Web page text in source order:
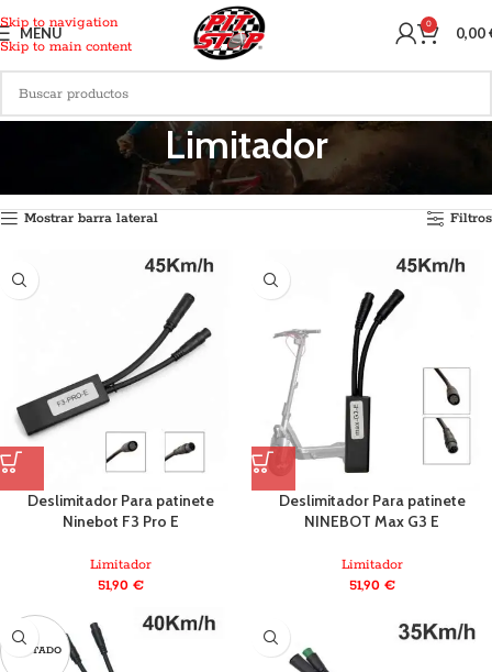
Skip to navigation
Skip to main content
MENU 0 0,00
Limitador
Electronica Limitador Mostrando los 7 resultados
Mostrar barra lateral Filtros
Deslimitador Para patinete
Ninebot F3 Pro E
Limitador
51,90 €
Deslimitador Para patinete
NINEBOT Max G3 E
Limitador
51,90 €
AGOTADO